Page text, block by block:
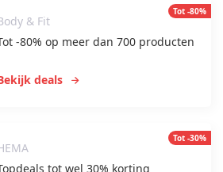
Tot -80%
& Fit
-80% op meer dan 700 producten
deals
Tot -30%
tot wel 30% korting